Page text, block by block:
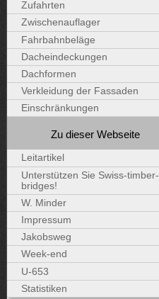
Zufahrten
Zwischenauflager
Fahrbahnbeläge
Dacheindeckungen
Dachformen
Verkleidung der Fassaden
Einschränkungen
Zu dieser Webseite
Leitartikel
Unterstützen Sie Swiss-timber-
bridges!
W. Minder
Impressum
Jakobsweg
Week-end
U-653
Statistiken